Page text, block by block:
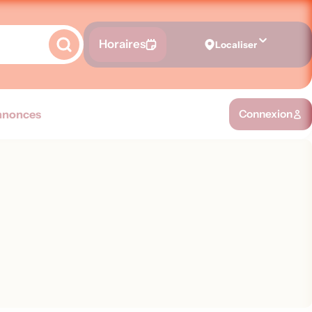
Horaires Localiser
Connexion